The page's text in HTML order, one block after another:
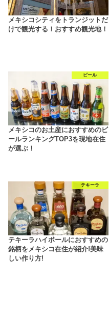
メキシコシティをトランジットだ
けで観光する！おすすめ観光地！
ビール
メキシコのお土産におすすめのビ
ールランキングTOP3を現地在住
が選ぶ！
テキーラ
テキーラハイボールにおすすめの
銘柄をメキシコ在住が紹介!美味
しい作り方!